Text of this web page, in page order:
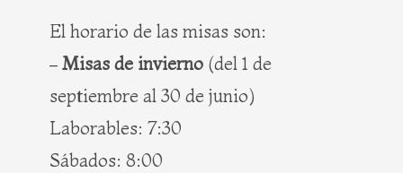
El horario de las misas son:
– Misas de invierno (del 1 de
septiembre al 30 de junio)
Laborables: 7:30
Sábados: 8:00